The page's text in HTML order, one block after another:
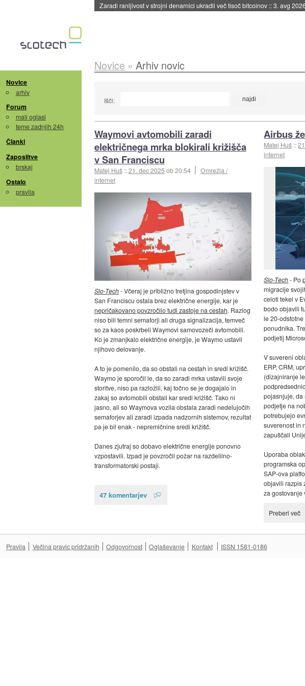
Zaradi ranljivost v strojni denarnici ukradli več tisoč bitcoinov ::3. avg
Novice
arhiv
Forum
mali oglasi
teme zadnjih 24h
Članki
Zaposlitve
brskaj
Ostalo
pravila
Novice » Arhiv novic
Išči:
Waymovi avtomobili zaradi
električnega mrka blokirali križišča
v San Franciscu
Matej Huš ::21. dec 2025ob 20:54
Omrežja /
internet
Slo-Tech- Včeraj je približno tretjina gospodinjstev v
San Franciscu ostala brez električne energije, kar je
nepričakovano povzročilo tudi zastoje na cestah. Razlog
niso bili temni semaforji ali druga signalizacija, temveč
so za kaos poskrbeli Waymovi samovozeči avtomobili.
Ko je zmanjkalo električne energije, je Waymo ustavil
njihovo delovanje.
A to je pomenilo, da so obstali na cestah in sredi križišč.
Waymo je sporočil le, da so zaradi mrka ustavili svoje
storitve, niso pa razložili, kaj točno se je dogajalo in
zakaj so avtomobili obstali kar sredi križišč. Tako ni
jasno, ali so Waymova vozila obstala zaradi nedelujočih
semaforjev ali zaradi izpada nadzornih sistemov, rezultat
pa je bil enak - nepremičnine sredi križišč.
Danes zjutraj so dobavo električne energije ponovno
vzpostavili. Izpad je povzročil požar na razdelilno-
transformatorski postaji.
47 komentarjev
Airbus
Matej Huš ::
internet
Slo-Tech- Po
migracije
celoti tekel v
bodo objavili
le 20-
ponudnika.
podjetij
V suvereni
ERP, CRM,
(dizajniranje
pojasnjuje, da
podjetje na
potrebujejo
suverenost in
zapuščali
Uporaba
programska
SAP-ova
objavili razpis
za gostovanje
Preberi več
Pravila Večina pravic pridržanih Odgovornost Oglaševanje Kontakt ISSN 1581-0186